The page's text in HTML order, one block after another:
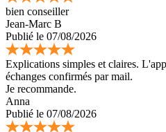
bien conseiller
Jean-Marc B
Publié le 07/08/2026
Explications simples et claires.
échanges confirmés par mail.
Je recommande.
Anna
Publié le 07/08/2026